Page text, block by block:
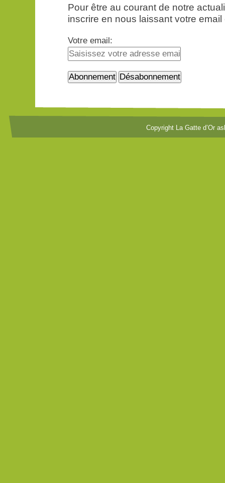
Pour être au courant de notre
inscrire en nous laissant votre
Votre email:
Copyright La Gatte d’Or